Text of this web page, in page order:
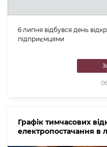
6 липня відбувся день
підприємцями
Графік тимчасових
електропостачання в